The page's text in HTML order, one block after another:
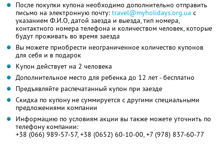
После покупки купона необходимо дополнительно отправить
письмо на электронную почту: travel@myholidays.org.ua с
указанием Ф.И.О, датой заезда и выезда, тип номера,
контактного номера телефона и количеством человек, которые
будут проживать во время заезда
Вы можете приобрести неограниченное количество купонов
для себя и в подарок
Купон действует на 2 человека
Дополнительное место для ребенка до 12 лет - бесплатно
Предъявляйте распечатанный купон при заезде
Скидка по купону не суммируется с другими специальными
предложениями компании
Информацию по условиям акции вы также можете уточнить по
телефону компании:
+38 (066) 989-57-57, +38 (0652) 60-10-00, +7 (978) 837-60-77